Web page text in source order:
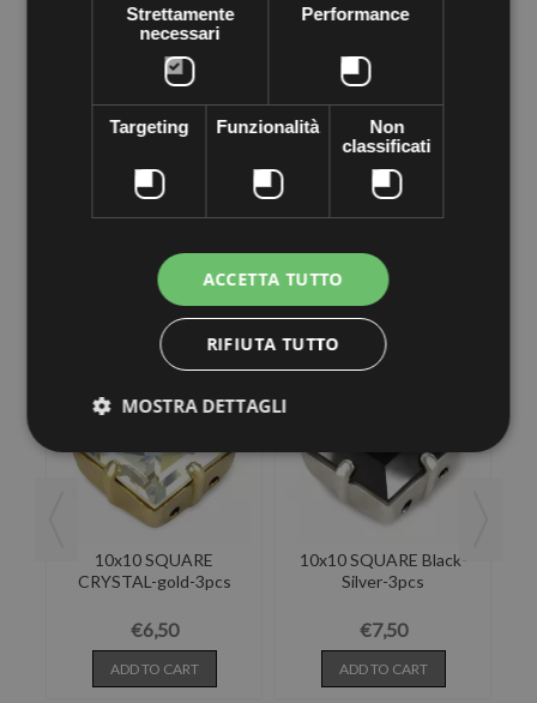
PRECIOSA Crystal square sewing completely embedded in
genuine crystal square bezel mounted metallic cezch silver. At
the bottom there are holes, sewing on any material to make
high fashion garments at home a figment of your imagination.
3 other products in the same category:
10x10 SQUARE
CRYSTAL-gold-3pcs
€6,50
ADD TO CART
10x10 SQUARE Black-
Silver-3pcs
€7,50
ADD TO CART
Strettamente
necessari
Performance
Targeting Funzionalità
Non
classificati
ACCETTA TUTTO
RIFIUTA TUTTO
MOSTRA DETTAGLI